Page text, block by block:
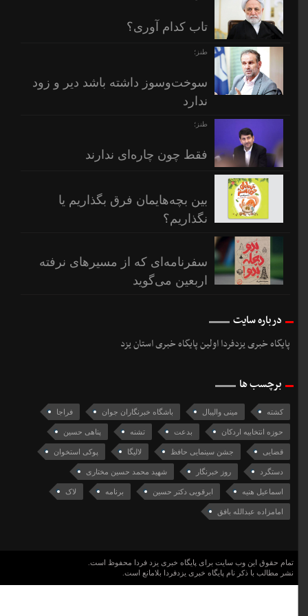
تاب کدام آوری؟
طنز؛
سوخت‌وسوز داشته باشد دیر و زود
ندارد
طنز؛
فقط چون چاره‌ای ندارند
بین بچه‌هایمان فرق بگذاریم یا
نگذاریم؟
سفرنامه‌ای که از مسیرهای نرفته
اربعین می‌گوید
درباره سایت
پایگاه خبری یزدفردا اولین پایگاه خبری استان یزد
برچسب ها
کشته مینی والیبال باشگاه خبرنگاران جوان فراجا
حوزه انتخابیه اردکان بدعت تشنه پناهی حسین
قضایی جشن سینمایی حافظ لالیگا پوکی استخوان
دستگرد روز خبرنگار شهید محمد حسین مختاری
اسماعیل هنیه ابرقویی دکتر حسین برنامه لاک
امامزاده عبدالله بافق
تمام حقوق این وب سایت برای پایگاه خبری یزد فردا محفوظ است.
نشر مطالب با ذکر نام پایگاه خبری یزدفردا بلامانع است.